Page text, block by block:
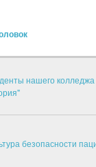
нашего
безопасности